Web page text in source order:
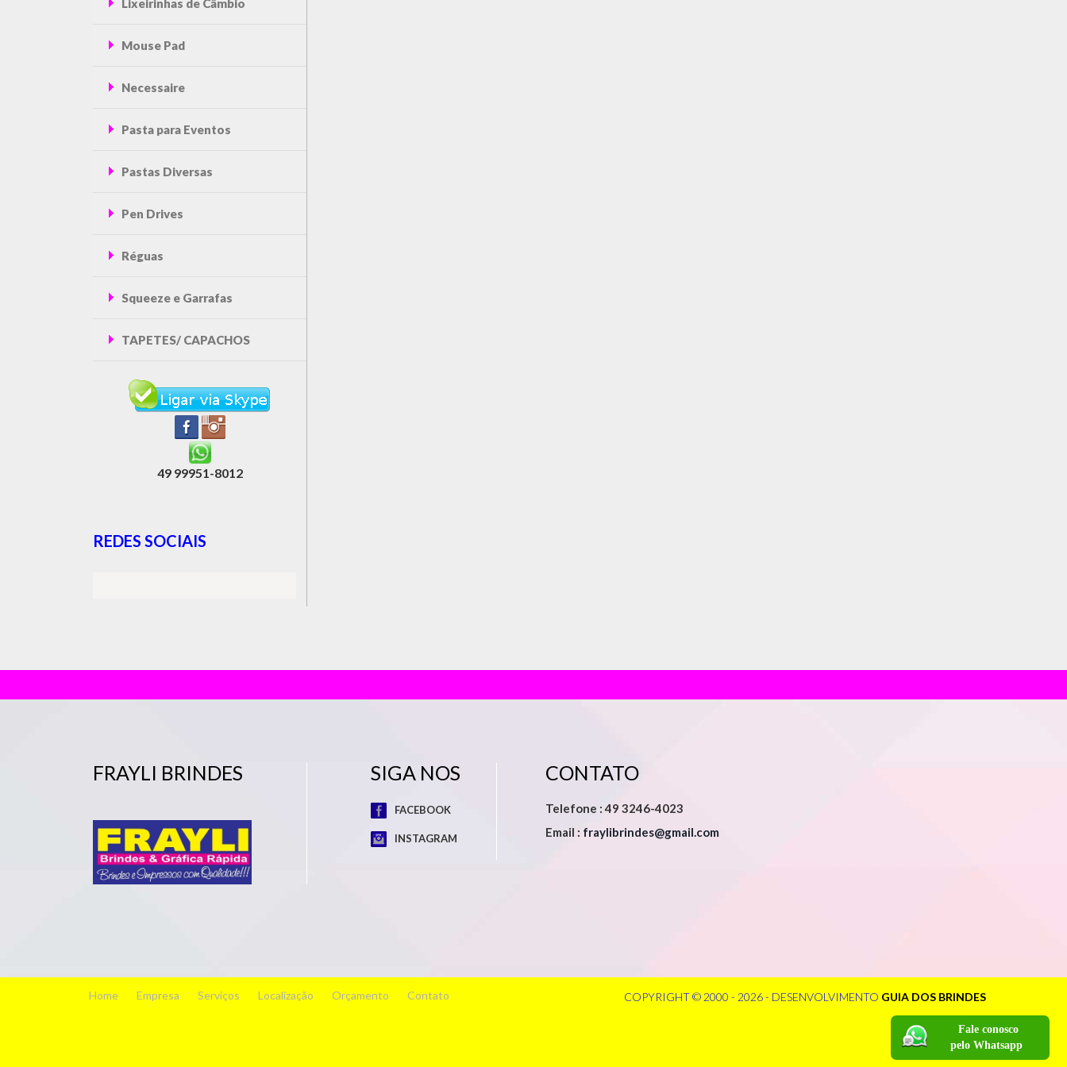
Lixeirinhas de Câmbio
Mouse Pad
Necessaire
Pasta para Eventos
Pastas Diversas
Pen Drives
Réguas
Squeeze e Garrafas
TAPETES/ CAPACHOS
49 99951-8012
REDES SOCIAIS
FRAYLI BRINDES SIGA NOS
FACEBOOK
INSTAGRAM
CONTATO
Telefone : 49 3246-4023
Email : fraylibrindes@gmail.com
Home Empresa Serviços Localização Orçamento Contato COPYRIGHT © 2000 - 2026 - DESENVOLVIMENTO GUIA DOS BRINDES
Fale conosco
pelo Whatsapp